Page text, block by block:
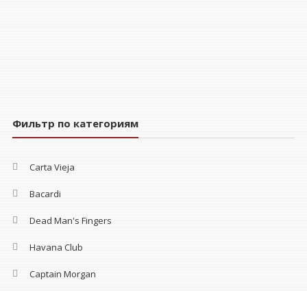
Фильтр по категориям
Carta Vieja
Bacardi
Dead Man's Fingers
Havana Club
Captain Morgan